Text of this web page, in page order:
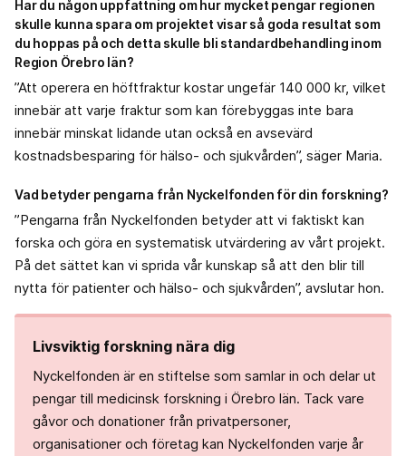
Har du någon uppfattning om hur mycket pengar regionen
skulle kunna spara om projektet visar så goda resultat som
du hoppas på och detta skulle bli standardbehandling inom
Region Örebro län?
”Att operera en höftfraktur kostar ungefär 140 000 kr, vilket
innebär att varje fraktur som kan förebyggas inte bara
innebär minskat lidande utan också en avsevärd
kostnadsbesparing för hälso- och sjukvården”, säger Maria.
Vad betyder pengarna från Nyckelfonden för din forskning?
”Pengarna från Nyckelfonden betyder att vi faktiskt kan
forska och göra en systematisk utvärdering av vårt projekt.
På det sättet kan vi sprida vår kunskap så att den blir till
nytta för patienter och hälso- och sjukvården”, avslutar hon.
Livsviktig forskning nära dig
Nyckelfonden är en stiftelse som samlar in och delar ut
pengar till medicinsk forskning i Örebro län. Tack vare
gåvor och donationer från privatpersoner,
organisationer och företag kan Nyckelfonden varje år